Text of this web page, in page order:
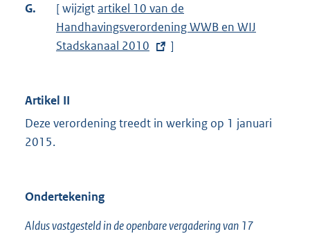
:r
n
e
k
G. [ wijzigtE
x
t
e
k
artikel 10 van de
Handhavingsverordening WWB en WIJ
Stadskanaal 2010
]
Artikel II
Deze verordening treedt in werking op 1 januari
2015.
Ondertekening
Aldus vastgesteld in de openbare vergadering van 17